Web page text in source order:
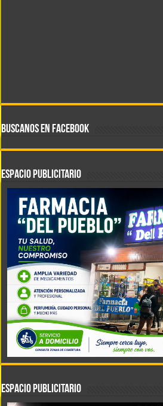
BUSCANOS EN FACEBOOK
ESPACIO PUBLICITARIO
ESPACIO PUBLICITARIO